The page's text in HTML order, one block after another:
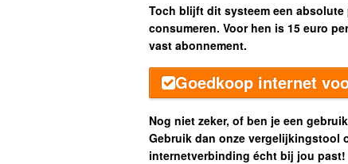
Toch blijft dit systeem een
consumeren. Voor hen is 15 euro
vast abonnement.
Goedkoop internet
Nog niet zeker, of ben je een
Gebruik dan onze vergelijkingstool
internetverbinding écht bij jou past!